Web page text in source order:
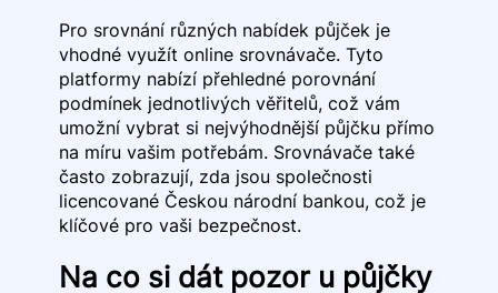
Pro srovnání různých nabídek půjček je
vhodné využít online srovnávače. Tyto
platformy nabízí přehledné porovnání
podmínek jednotlivých věřitelů, což vám
umožní vybrat si nejvýhodnější půjčku přímo
na míru vašim potřebám. Srovnávače také
často zobrazují, zda jsou společnosti
licencované Českou národní bankou, což je
klíčové pro vaši bezpečnost.
Na co si dát pozor u půjčky